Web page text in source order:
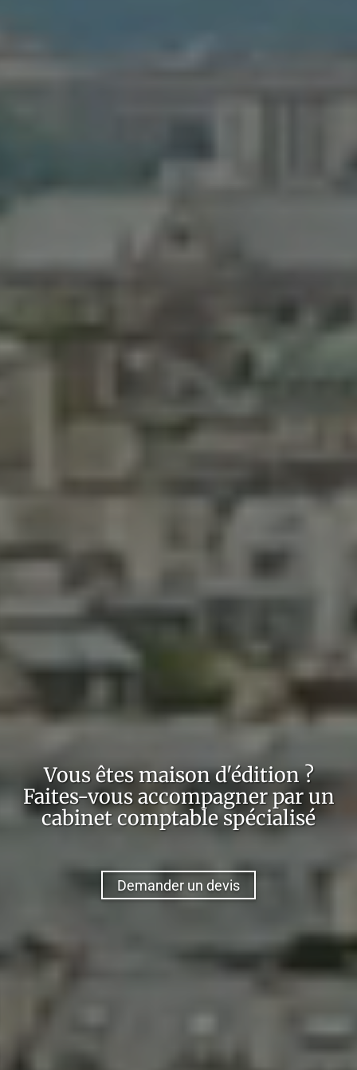
Vous êtesmaison d'édition?
Faites-vous accompagner par un
cabinet comptable spécialisé
Demander un devis